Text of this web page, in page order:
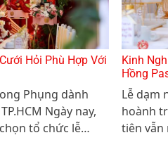
Hỏi Phù Hợp Với
Phụng dành
Ngày nay,
tổ chức lễ
Kinh
Hồng
Lễ dạm
hoành
tiên vẫn